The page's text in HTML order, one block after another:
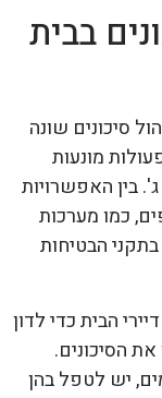
בבית
סיכונים שונה
מונעות
בין האפשרויות
כמו מערכות
הבטיחות
הבית כדי לדון
הסיכונים.
יש לטפל בהן